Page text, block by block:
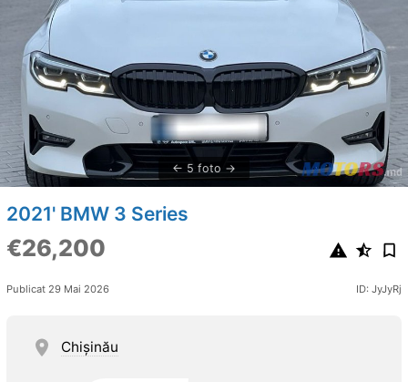
5 foto
2021' BMW 3 Series
€26,200
Publicat 29 Mai 2026 ID: JyJyRj
Chişinău